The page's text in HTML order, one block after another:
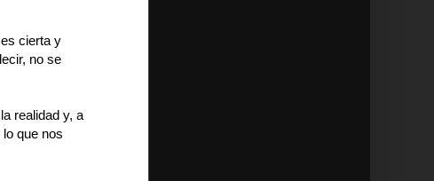
cierta y
no se
realidad y, a
que nos